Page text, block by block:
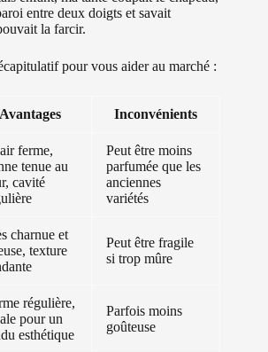
entre deux doigts et savait
la farcir.
pour vous aider au marché :
Avantages Inconvénients
ferme,
tenue au
cavité
Peut être moins
parfumée que les
anciennes
variétés
charnue et
texture
Peut être fragile
si trop mûre
régulière,
pour un
esthétique
Parfois moins
goûteuse